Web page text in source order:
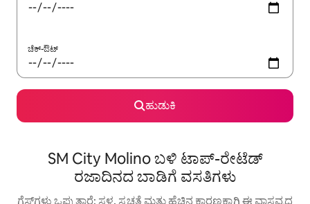
ಚೆಕ್-ಔಟ್
ಹುಡುಕಿ
SM City Molino ಬಳಿ ಟಾಪ್-ರೇಟೆಡ್
ರಜಾದಿನದ ಬಾಡಿಗೆ ವಸತಿಗಳು
ಗೆಸ್ಟ್‌ಗಳು ಒಪ್ಪುತ್ತಾರೆ: ಸ್ಥಳ, ಸ್ವಚ್ಛತೆ ಮತ್ತು ಹೆಚ್ಚಿನ ಕಾರಣಕ್ಕಾಗಿ ಈ ವಾಸ್ತವ್ಯದ